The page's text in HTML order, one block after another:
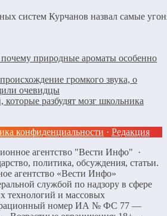
систем Курчанов назвал самые
природные ароматы особенно
громкого звука, о
очевидцы
разбудят мозг школьника
конфиденциальности · Редакция
агентство "Вести Инфо" ·
политика, обсуждения, статьи.
агентство «Вести Инфо»
службой по надзору в сфере
технологий и массовых
номер ИА № ФС 77 —